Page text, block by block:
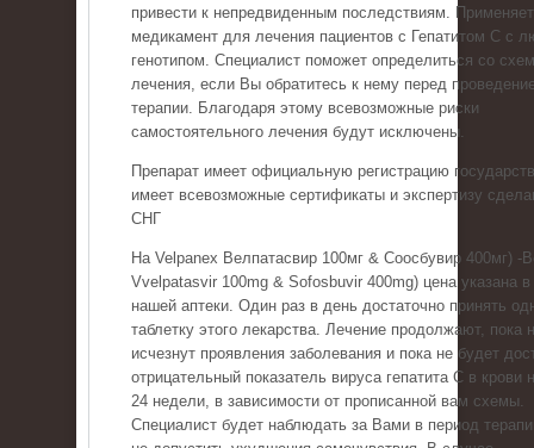
привести к непредвиденным последствиям.
медикамент для лечения пациентов с Гепатитом С с
генотипом. Специалист поможет определиться со
лечения, если Вы обратитесь к нему перед
терапии. Благодаря этому всевозможные риски
самостоятельного лечения будут исключены.
Препарат имеет официальную регистрацию
имеет всевозможные сертификаты и экспертизу
СНГ
На Velpanex Велпатасвир 100мг & Соосбувир 400мг) -
Vvelpatasvir 100mg & Sofosbuvir 400mg) цена указана в
нашей аптеки. Один раз в день достаточно принять
таблетку этого лекарства. Лечение продолжают, пока
исчезнут проявления заболевания и пока не будет
отрицательный показатель вируса гепатита С в крови
24 недели, в зависимости от прописанной вам схемы.
Специалист будет наблюдать за Вами в период